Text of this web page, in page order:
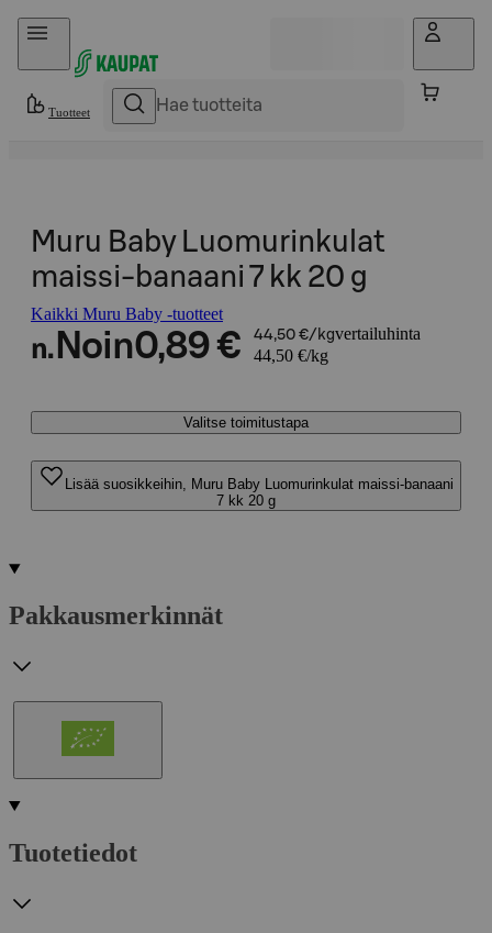
Hyppää sisältöön
Tuotteet
Muru Baby Luomurinkulat
maissi-banaani 7 kk 20 g
Kaikki Muru Baby -tuotteet
n. Noin0,89 € 44,50 €/kgvertailuhinta
44,50 €/kg
Valitse toimitustapa
Lisää suosikkeihin, Muru Baby Luomurinkulat maissi-banaani
7 kk 20 g
Pakkausmerkinnät
Tuotetiedot